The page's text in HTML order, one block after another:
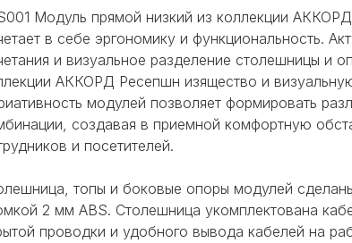
Модуль прямой низкий из коллекции
в себе эргономику и функциональность.
и визуальное разделение столешницы и
АККОРД Ресепшн изящество и
модулей позволяет формировать
создавая в приемной комфортную
и посетителей.
топы и боковые опоры модулей
2 мм ABS. Столешница укомплектована
проводки и удобного вывода кабелей на